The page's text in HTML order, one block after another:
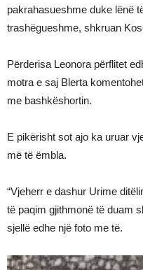
pakrahasueshme duke lënë
trashëgueshme, shkruan
Përderisa Leonora përflitet
motra e saj Blerta
me bashkëshortin.
E pikërisht sot ajo ka uruar
më të ëmbla.
“Vjeherr e dashur Urime
të paqim gjithmonë të duam
sjellë edhe një foto me të.